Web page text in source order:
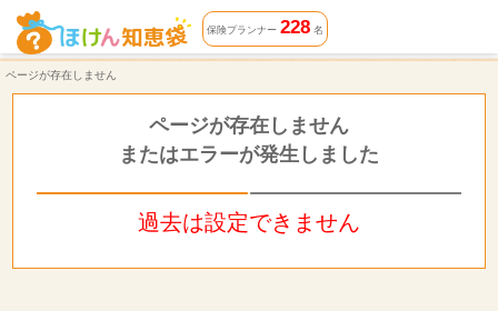
ページが存在しません | ほけん知恵袋
保険プランナー 228名
ページが存在しません
ページが存在しません
またはエラーが発生しました
過去は設定できません